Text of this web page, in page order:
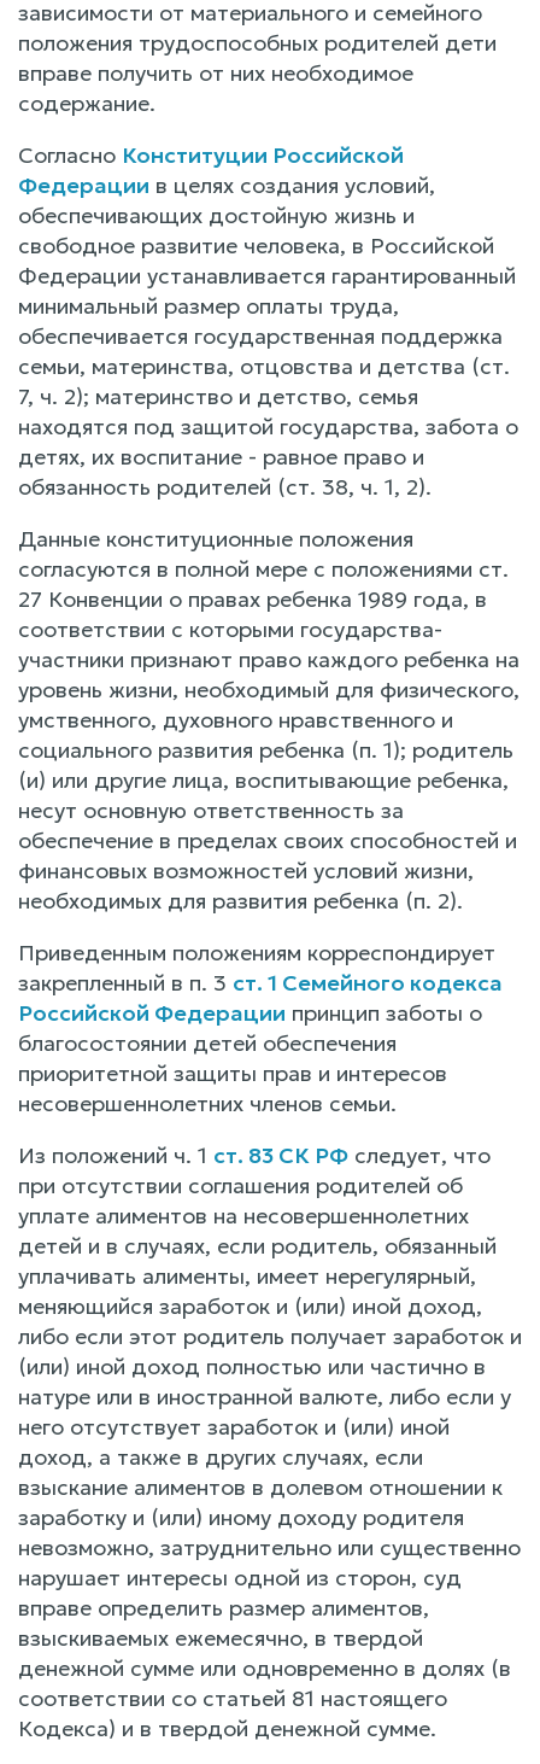
зависимости от материального и семейного
положения трудоспособных родителей дети
вправе получить от них необходимое
содержание.
Согласно Конституции Российской
Федерации в целях создания условий,
обеспечивающих достойную жизнь и
свободное развитие человека, в Российской
Федерации устанавливается гарантированный
минимальный размер оплаты труда,
обеспечивается государственная поддержка
семьи, материнства, отцовства и детства (ст.
7, ч. 2); материнство и детство, семья
находятся под защитой государства, забота о
детях, их воспитание - равное право и
обязанность родителей (ст. 38, ч. 1, 2).
Данные конституционные положения
согласуются в полной мере с положениями ст.
27 Конвенции о правах ребенка 1989 года, в
соответствии с которыми государства-
участники признают право каждого ребенка на
уровень жизни, необходимый для физического,
умственного, духовного нравственного и
социального развития ребенка (п. 1); родитель
(и) или другие лица, воспитывающие ребенка,
несут основную ответственность за
обеспечение в пределах своих способностей и
финансовых возможностей условий жизни,
необходимых для развития ребенка (п. 2).
Приведенным положениям корреспондирует
закрепленный в п. 3 ст. 1 Семейного кодекса
Российской Федерации принцип заботы о
благосостоянии детей обеспечения
приоритетной защиты прав и интересов
несовершеннолетних членов семьи.
Из положений ч. 1 ст. 83 СК РФ следует, что
при отсутствии соглашения родителей об
уплате алиментов на несовершеннолетних
детей и в случаях, если родитель, обязанный
уплачивать алименты, имеет нерегулярный,
меняющийся заработок и (или) иной доход,
либо если этот родитель получает заработок и
(или) иной доход полностью или частично в
натуре или в иностранной валюте, либо если у
него отсутствует заработок и (или) иной
доход, а также в других случаях, если
взыскание алиментов в долевом отношении к
заработку и (или) иному доходу родителя
невозможно, затруднительно или существенно
нарушает интересы одной из сторон, суд
вправе определить размер алиментов,
взыскиваемых ежемесячно, в твердой
денежной сумме или одновременно в долях (в
соответствии со статьей 81 настоящего
Кодекса) и в твердой денежной сумме.